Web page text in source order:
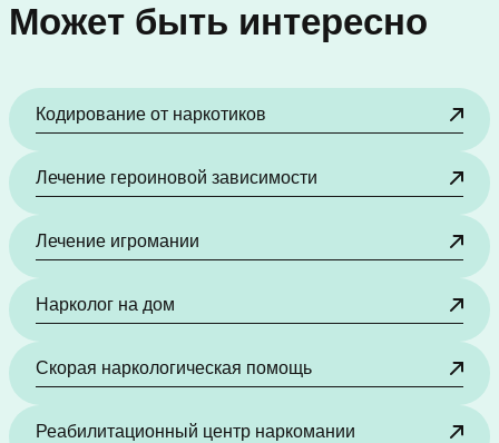
Может быть интересно
Кодирование от наркотиков
Лечение героиновой зависимости
Лечение игромании
Нарколог на дом
Скорая наркологическая помощь
Реабилитационный центр наркомании